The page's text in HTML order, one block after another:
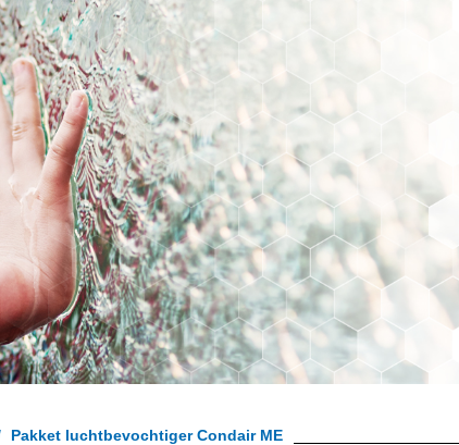
Pakket luchtbevochtiger Condair ME